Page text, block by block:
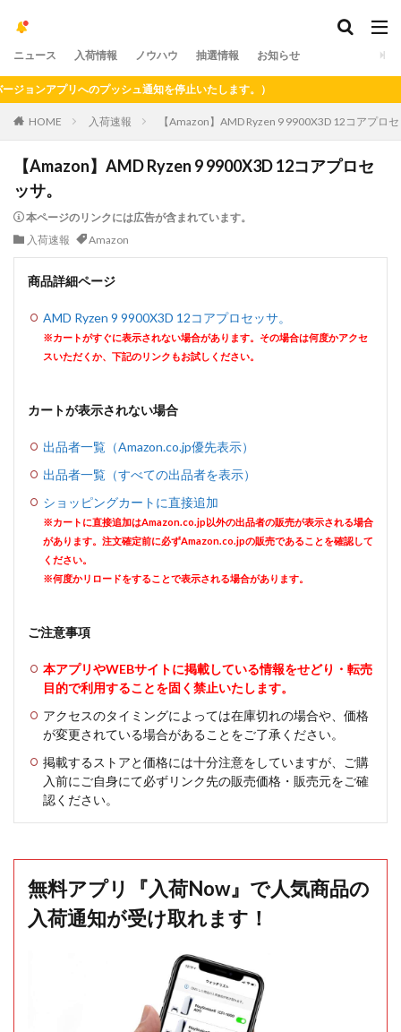
ニュース 入荷情報 ノウハウ 抽選情報 お知らせ
プリへのプッシュ通知を停止いたします。）
HOME 入荷速報 【Amazon】AMD Ryzen 9 9900X3D 12コアプロ
【Amazon】AMD Ryzen 9 9900X3D 12コアプロセ
ッサ。
本ページのリンクには広告が含まれています。
入荷速報
Amazon
商品詳細ページ
AMD Ryzen 9 9900X3D 12コアプロセッサ。
※カートがすぐに表示されない場合があります。その場合は何度かアクセ
スいただくか、下記のリンクもお試しください。
カートが表示されない場合
出品者一覧（Amazon.co.jp優先表示）
出品者一覧（すべての出品者を表示）
ショッピングカートに直接追加
※カートに直接追加はAmazon.co.jp以外の出品者の販売が表示される場合
があります。注文確定前に必ずAmazon.co.jpの販売であることを確認して
ください。
※何度かリロードをすることで表示される場合があります。
ご注意事項
本アプリやWEBサイトに掲載している情報をせどり・転売
目的で利用することを固く禁止いたします。
アクセスのタイミングによっては在庫切れの場合や、価格
が変更されている場合があることをご了承ください。
掲載するストアと価格には十分注意をしていますが、ご購
入前にご自身にて必ずリンク先の販売価格・販売元をご確
認ください。
無料アプリ『入荷Now』で人気商品の
入荷通知が受け取れます！